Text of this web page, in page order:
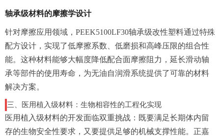
轴承级材料的摩擦学设计
针对摩擦应用领域，PEEK5100LF30轴承级改性塑料通过特殊
配方设计，实现了低摩擦系数、低磨损和高峰压限的组合性
能。这种材料能够大幅度降低配合面摩擦阻力，延长滑动轴
承等部件的使用寿命，为无油自润滑系统提供了可靠的材料
解决方案。
三、医用植入级材料：生物相容性的工程化实现
医用植入级材料的开发面临双重挑战：既要满足长期体内留
存的生物安全性要求，又要提供足够的机械支撑性能。正嘉